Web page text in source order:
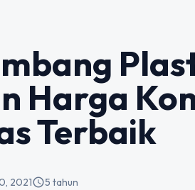
Harga
Terbaik
2021schedule5 tahun